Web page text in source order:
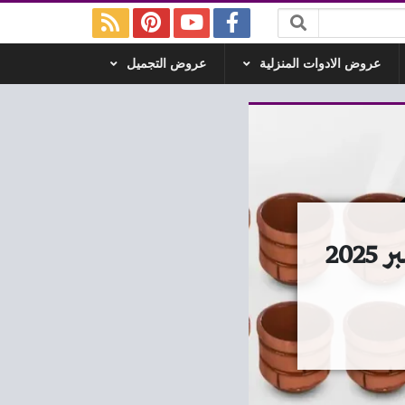
عروض الادوات المنزلية عروض التجميل
عروض رنين اليوم الثلاثاء والاربعاء 23 و 24 ديسمبر 2025